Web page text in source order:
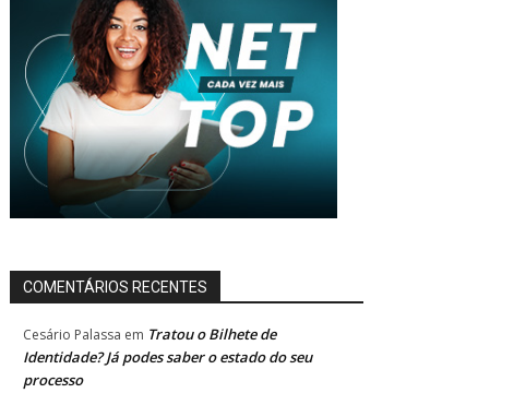
COMENTÁRIOS RECENTES
Cesário Palassa em Tratou o Bilhete de
Identidade? Já podes saber o estado do seu
processo